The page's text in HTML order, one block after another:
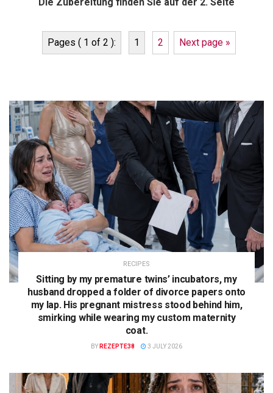
Pages ( 1 of 2 ): 1 2 Next page »
RECIPES
Sitting by my premature twins’ incubators, my
husband dropped a folder of divorce papers onto
my lap. His pregnant mistress stood behind him,
smirking while wearing my custom maternity
coat.
BY REZEPTE38 3 JULY 2026